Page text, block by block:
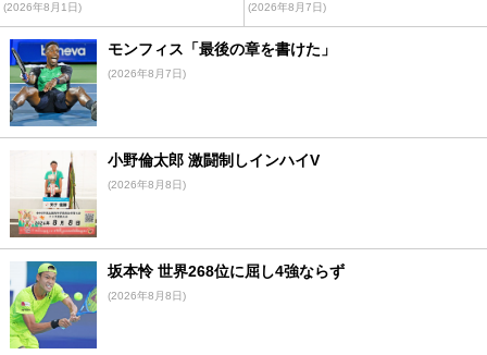
(2026年8月1日) (2026年8月7日)
モンフィス「最後の章を書けた」
(2026年8月7日)
小野倫太郎 激闘制しインハイV
(2026年8月8日)
坂本怜 世界268位に屈し4強ならず
(2026年8月8日)